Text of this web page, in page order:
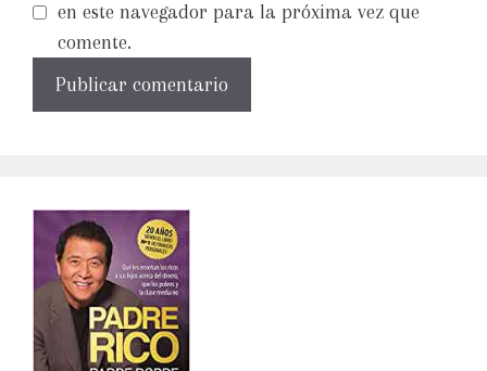
en este navegador para la próxima vez que
comente.